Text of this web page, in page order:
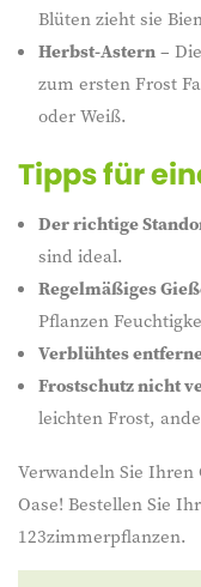
Blüten zieht sie
Herbst-Astern–
zum ersten Frost
oder Weiß.
Tipps für
Der richtige
sind ideal.
Regelmäßiges
Pflanzen
Verblühtes
Frostschutz nicht
leichten Frost,
Verwandeln Sie
Oase! Bestellen Sie
123zimmerpflanzen.